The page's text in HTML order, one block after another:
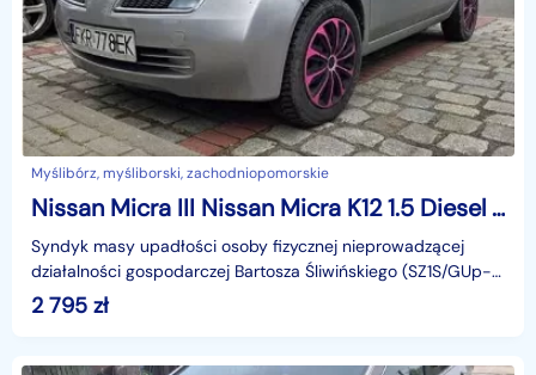
Myślibórz, myśliborski, zachodniopomorskie
Nissan Micra III Nissan Micra K12 1.5 Diesel MR`03 E3, rok prod. 2004
Syndyk masy upadłości osoby fizycznej nieprowadzącej
działalności gospodarczej Bartosza Śliwińskiego (SZ1S/GUp-
s/86/2026) sprzeda samochód osobowy Nissan Micra
2 795 zł